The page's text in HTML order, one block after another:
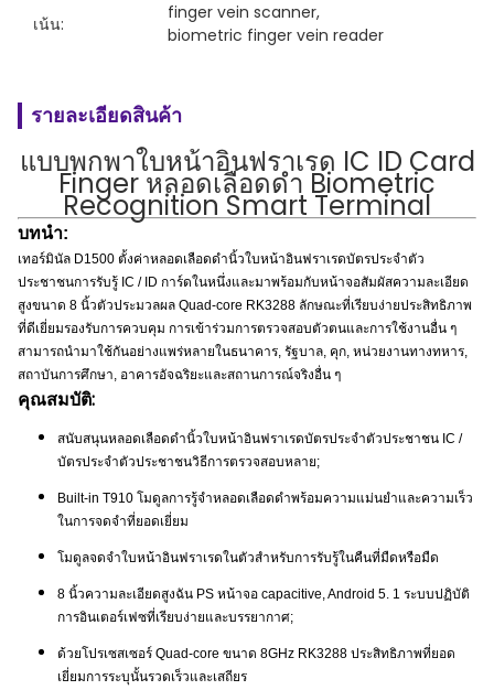
เน้น:
finger vein scanner,
biometric finger vein reader
รายละเอียดสินค้า
แบบพกพาใบหน้าอินฟราเรด IC ID Card
Finger หลอดเลือดดำ Biometric
Recognition Smart Terminal
บทนำ:
เทอร์มินัล D1500 ตั้งค่าหลอดเลือดดำนิ้วใบหน้าอินฟราเรดบัตรประจำตัว
ประชาชนการรับรู้ IC / ID การ์ดในหนึ่งและมาพร้อมกับหน้าจอสัมผัสความละเอียด
สูงขนาด 8 นิ้วตัวประมวลผล Quad-core RK3288 ลักษณะที่เรียบง่ายประสิทธิภาพ
ที่ดีเยี่ยมรองรับการควบคุม การเข้าร่วมการตรวจสอบตัวตนและการใช้งานอื่น ๆ
สามารถนำมาใช้กันอย่างแพร่หลายในธนาคาร, รัฐบาล, คุก, หน่วยงานทางทหาร,
สถาบันการศึกษา, อาคารอัจฉริยะและสถานการณ์จริงอื่น ๆ
คุณสมบัติ:
สนับสนุนหลอดเลือดดำนิ้วใบหน้าอินฟราเรดบัตรประจำตัวประชาชน IC /
บัตรประจำตัวประชาชนวิธีการตรวจสอบหลาย;
Built-in T910 โมดูลการรู้จำหลอดเลือดดำพร้อมความแม่นยำและความเร็ว
ในการจดจำที่ยอดเยี่ยม
โมดูลจดจำใบหน้าอินฟราเรดในตัวสำหรับการรับรู้ในคืนที่มืดหรือมืด
8 นิ้วความละเอียดสูงฉัน PS หน้าจอ capacitive, Android 5. 1 ระบบปฏิบัติ
การอินเตอร์เฟซที่เรียบง่ายและบรรยากาศ;
ด้วยโปรเซสเซอร์ Quad-core ขนาด 8GHz RK3288 ประสิทธิภาพที่ยอด
เยี่ยมการระบุนั้นรวดเร็วและเสถียร